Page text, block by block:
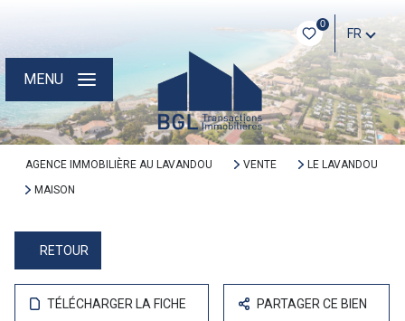
0
FR
MENU
AGENCE IMMOBILIÈRE AU LAVANDOU VENTE
LE LAVANDOU
MAISON
RETOUR
TÉLÉCHARGER LA FICHE PARTAGER CE BIEN